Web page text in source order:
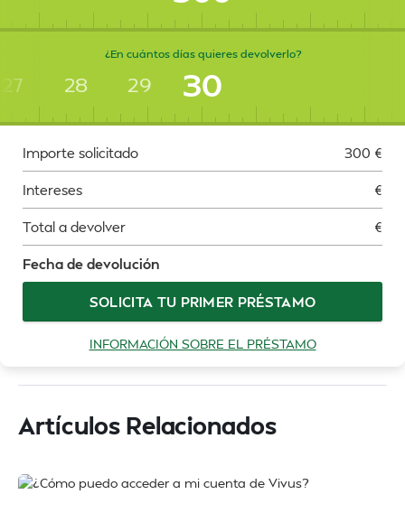
¿En cuántos días quieres devolverlo?
27 28 29 30
Importe solicitado 300 €
Intereses €
Total a devolver €
Fecha de devolución
SOLICITA TU PRIMER PRÉSTAMO
INFORMACIÓN SOBRE EL PRÉSTAMO
Artículos Relacionados